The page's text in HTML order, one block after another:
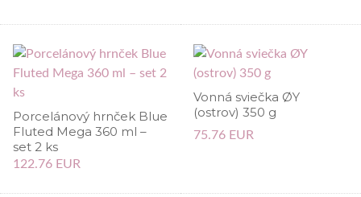
Porcelánový hrnček Blue
Fluted Mega 360 ml –
set 2 ks
122.76 EUR
Vonná sviečka ØY
(ostrov) 350 g
75.76 EUR